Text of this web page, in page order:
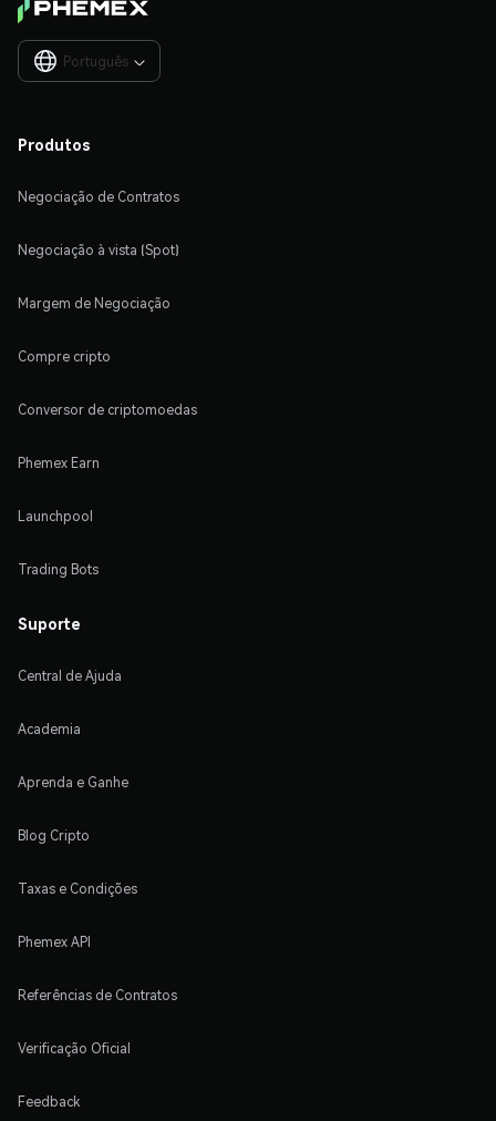
Português 
Produtos
Negociação de Contratos
Negociação à vista (Spot)
Margem de Negociação
Compre cripto
Conversor de criptomoedas
Phemex Earn
Launchpool
Trading Bots
Suporte
Central de Ajuda
Academia
Aprenda e Ganhe
Blog Cripto
Taxas e Condições
Phemex API
Referências de Contratos
Verificação Oficial
Feedback